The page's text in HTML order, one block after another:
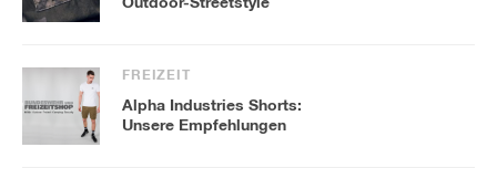
FREIZEIT
Alpha Industries Shorts:
Unsere Empfehlungen